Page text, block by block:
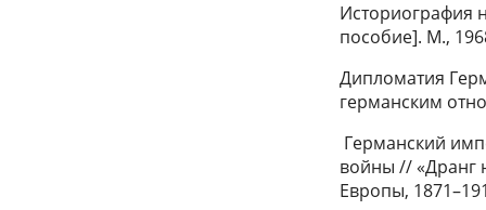
Историография
пособие]. М.,
Дипломатия
германским
Германский
войны // «Дранг
Европы,